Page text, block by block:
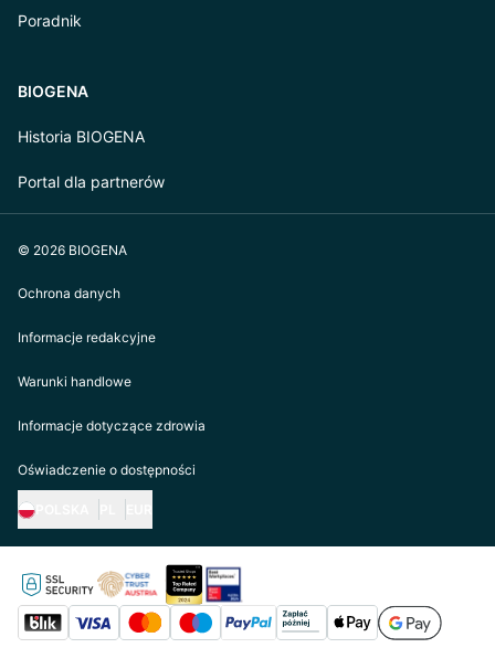
Poradnik
BIOGENA
Historia BIOGENA
Portal dla partnerów
© 2026 BIOGENA
Ochrona danych
Informacje redakcyjne
Warunki handlowe
Informacje dotyczące zdrowia
Oświadczenie o dostępności
https://biogena.com/de-at
https://biogena.com/de-de
https://biogena.com/de-ch
https://biogena.com/it-it